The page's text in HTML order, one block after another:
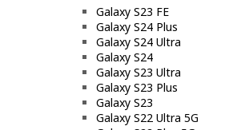
Galaxy S23 FE
Galaxy S24 Plus
Galaxy S24 Ultra
Galaxy S24
Galaxy S23 Ultra
Galaxy S23 Plus
Galaxy S23
Galaxy S22 Ultra 5G